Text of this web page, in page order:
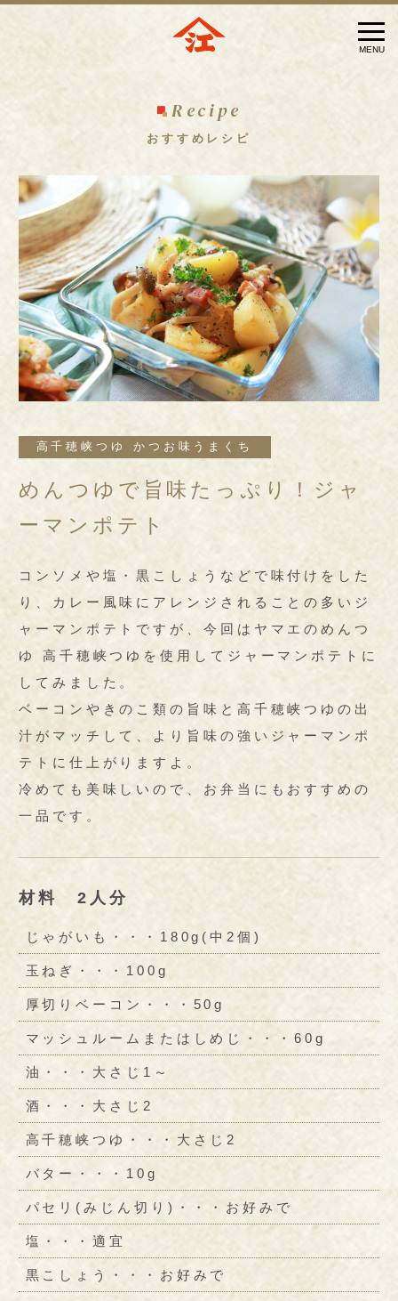
Recipe
おすすめレシピ
高千穂峡つゆ かつお味うまくち
めんつゆで旨味たっぷり！ジャ
ーマンポテト
コンソメや塩・黒こしょうなどで味付けをした
り、カレー風味にアレンジされることの多いジ
ャーマンポテトですが、今回はヤマエのめんつ
ゆ 高千穂峡つゆを使用してジャーマンポテトに
してみました。
ベーコンやきのこ類の旨味と高千穂峡つゆの出
汁がマッチして、より旨味の強いジャーマンポ
テトに仕上がりますよ。
冷めても美味しいので、お弁当にもおすすめの
一品です。
材料 2人分
じゃがいも・・・180g(中2個)
玉ねぎ・・・100g
厚切りベーコン・・・50g
マッシュルームまたはしめじ・・・60g
油・・・大さじ1～
酒・・・大さじ2
高千穂峡つゆ・・・大さじ2
バター・・・10g
パセリ(みじん切り)・・・お好みで
塩・・・適宜
黒こしょう・・・お好みで
メ
MENU